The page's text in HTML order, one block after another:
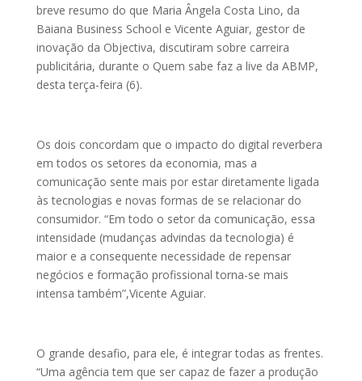
breve resumo do que Maria Ângela Costa Lino, da
Baiana Business School e Vicente Aguiar, gestor de
inovação da Objectiva, discutiram sobre carreira
publicitária, durante o Quem sabe faz a live da ABMP,
desta terça-feira (6).
Os dois concordam que o impacto do digital reverbera
em todos os setores da economia, mas a
comunicação sente mais por estar diretamente ligada
às tecnologias e novas formas de se relacionar do
consumidor. “Em todo o setor da comunicação, essa
intensidade (mudanças advindas da tecnologia) é
maior e a consequente necessidade de repensar
negócios e formação profissional torna-se mais
intensa também”,Vicente Aguiar.
O grande desafio, para ele, é integrar todas as frentes.
“Uma agência tem que ser capaz de fazer a produção